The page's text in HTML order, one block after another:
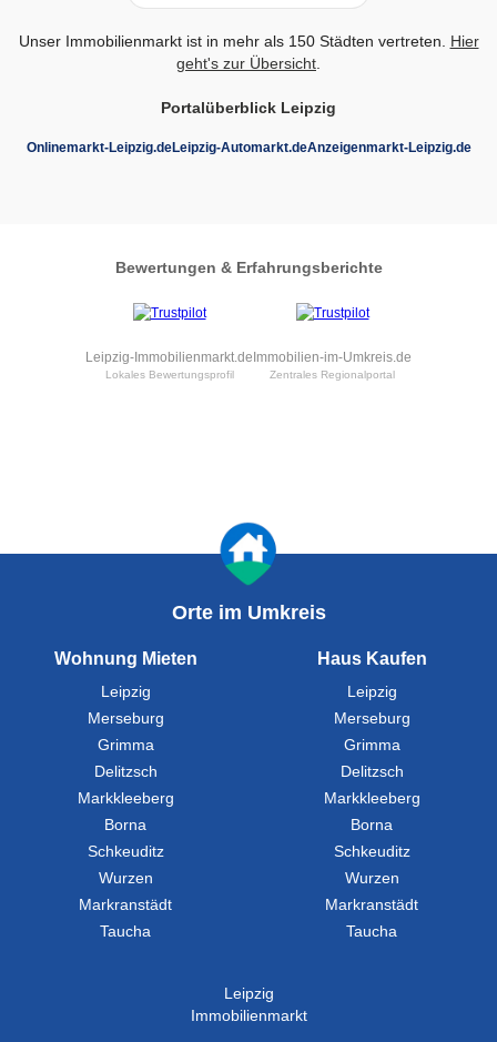
Unser Immobilienmarkt ist in mehr als 150 Städten vertreten.
Hier
geht's zur Übersicht
Portalüberblick Leipzig
Onlinemarkt-Leipzig.deLeipzig-Automarkt.deAnzeigenmarkt-Leipzig.de
Bewertungen & Erfahrungsberichte
Leipzig-Immobilienmarkt.de
Lokales Bewertungsprofil
Immobilien-im-Umkreis.de
Zentrales Regionalportal
Orte im Umkreis
Wohnung Mieten
Leipzig
Merseburg
Grimma
Delitzsch
Markkleeberg
Borna
Schkeuditz
Wurzen
Markranstädt
Taucha
Haus Kaufen
Leipzig
Merseburg
Grimma
Delitzsch
Markkleeberg
Borna
Schkeuditz
Wurzen
Markranstädt
Taucha
Leipzig
Immobilienmarkt